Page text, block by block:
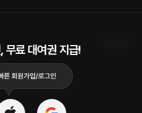
보았다. 허리아래에 걸쳐져 있는 익숙한 제
무료 대여권 지급!
2권 (완결)